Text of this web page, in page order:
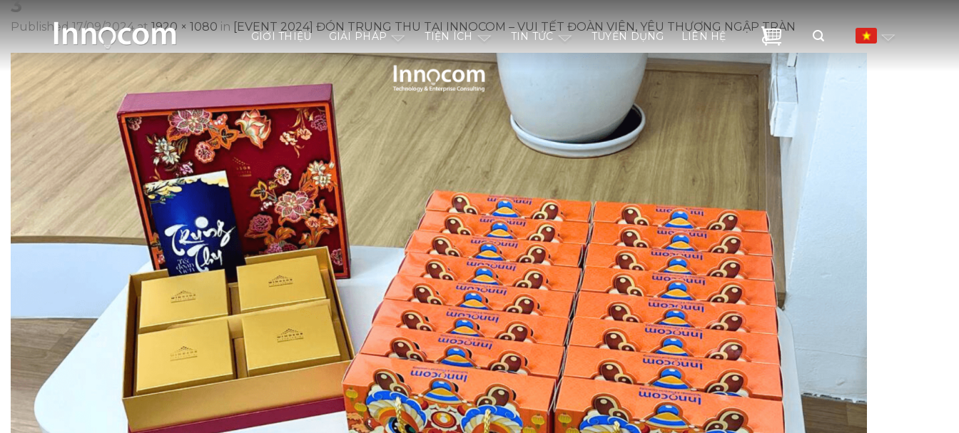
Skip
GIỚI THIỆU GIẢI PHÁP TIỆN ÍCH TIN TỨC TUYỂN DỤNG LIÊN HỆ
3
Published17/09/2024at 1920 × 1080 in [EVENT 2024] ĐÓN TRUNG THU TẠI INNOCOM – VUI TẾT ĐOÀN VIÊN, YÊU THƯƠNG NGẬP TRÀN